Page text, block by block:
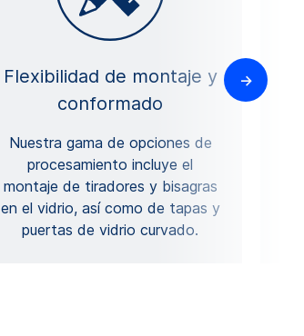
Flexibilidad de montaje y
conformado
Nuestra gama de opciones de
procesamiento incluye el
montaje de tiradores y bisagras
en el vidrio, así como de tapas y
puertas de vidrio curvado.